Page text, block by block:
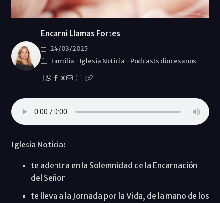
Encarni Llamas Fortes
24/03/2025
Familia - Iglesia Noticia - Podcasts diocesanos
X
Iglesia Noticia:
te adentra en la Solemnidad de la Encarnación
del Señor
te lleva a la Jornada por la Vida, de la mano de los